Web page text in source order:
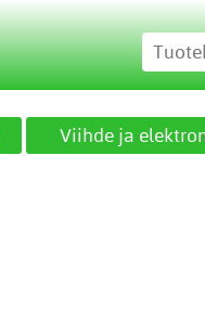
Viihde ja